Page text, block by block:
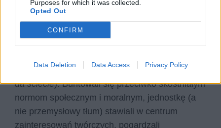
Purposes for which it was collected.
Opted Out
CONFIRM
Data Deletion Data Access Privacy Policy
charakteryzował skrajny pesymizm, apatia i brak
motywacji do działania. Wynikało to z gorzkich
doprowadzi to do zapaści na skalę światową (
da sciecle). Buntowali się przeciwko skostniałym
normom społecznym i moralnym, jednostkę (a
nie przemysłowy tłum) stawiali w centrum
zainteresowań twórczych, pogardzali